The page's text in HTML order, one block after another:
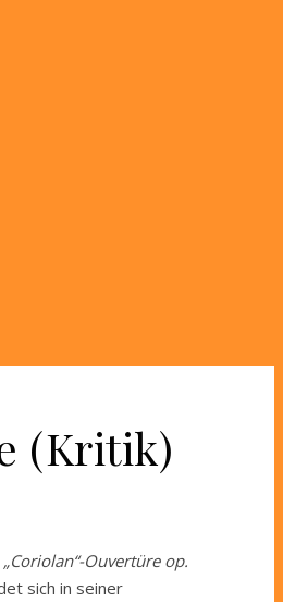
(Kritik)
„Coriolan“-Ouvertüre op.
sich in seiner